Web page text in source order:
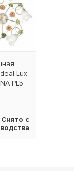
Lux
PL5
Снято с